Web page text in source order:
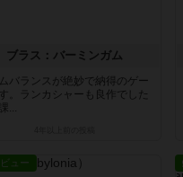
ブラス：バーミンガム
バランスが絶妙で納得のゲー
。ランカシャーも良作でした
...
ビュー